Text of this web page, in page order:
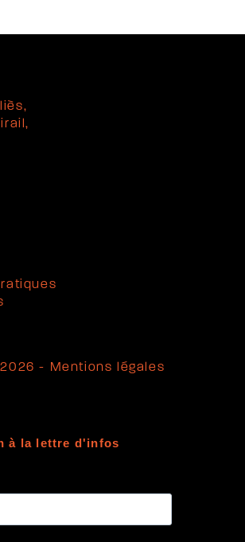
- Mentions légales
à la lettre d'infos